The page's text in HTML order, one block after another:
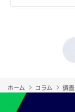
ホーム コラム 調査